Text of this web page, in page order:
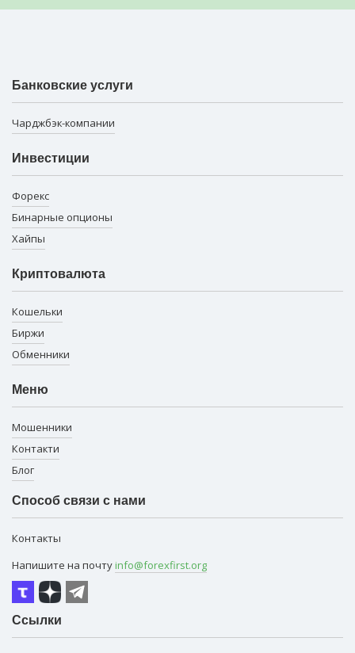
Банковские услуги
Чарджбэк-компании
Инвестиции
Форекс
Бинарные опционы
Хайпы
Криптовалюта
Кошельки
Биржи
Обменники
Меню
Мошенники
Контакти
Блог
Способ связи с нами
Контакты
Напишите на почту info@forexfirst.org
Ссылки